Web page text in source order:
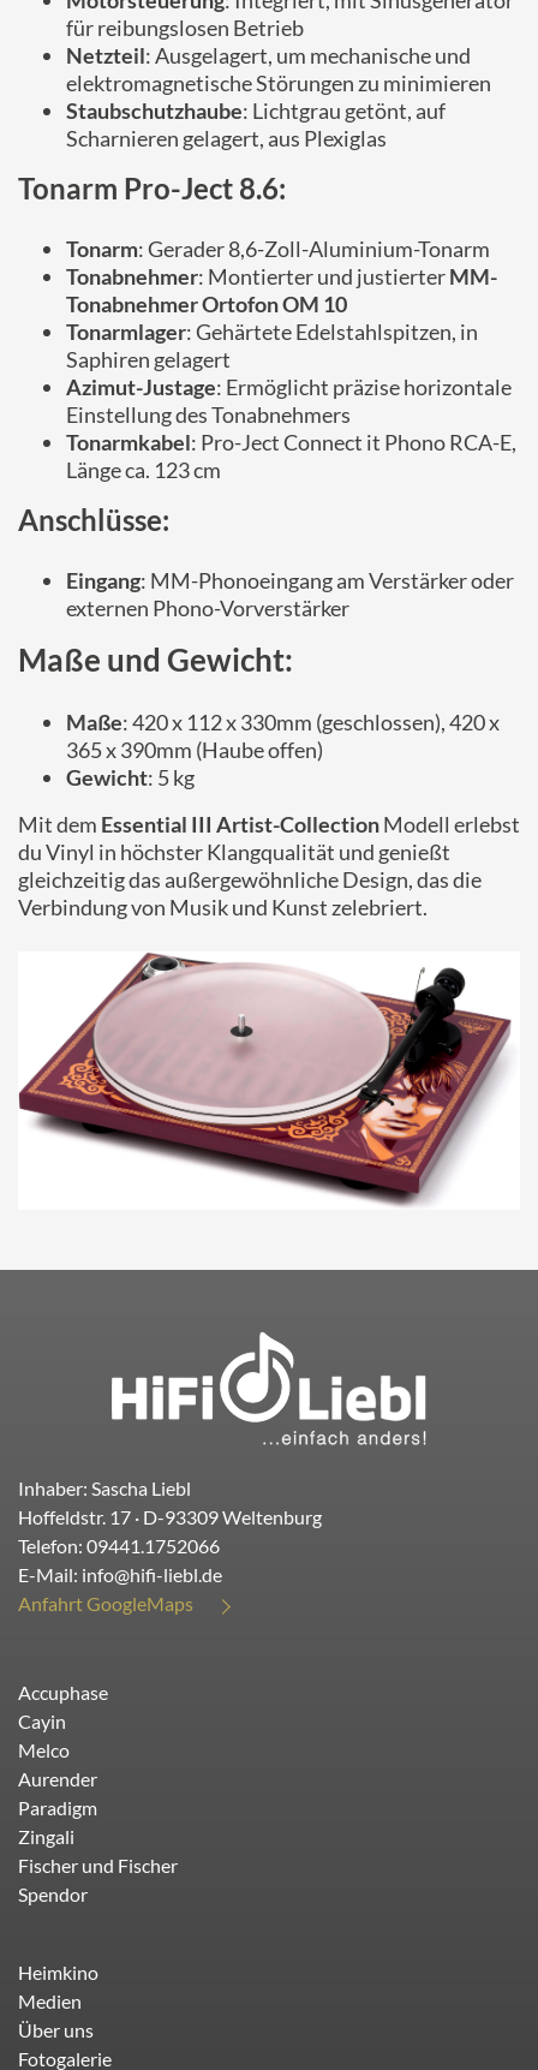
für reibungslosen Betrieb
Netzteil: Ausgelagert, um mechanische und
elektromagnetische Störungen zu minimieren
Staubschutzhaube: Lichtgrau getönt, auf
Scharnieren gelagert, aus Plexiglas
Tonarm Pro-Ject 8.6:
Tonarm: Gerader 8,6-Zoll-Aluminium-Tonarm
Tonabnehmer: Montierter und justierterMM-
Tonabnehmer Ortofon OM 10
Tonarmlager: Gehärtete Edelstahlspitzen, in
Saphiren gelagert
Azimut-Justage: Ermöglicht präzise horizontale
Einstellung des Tonabnehmers
Tonarmkabel: Pro-Ject Connect it Phono RCA-E,
Länge ca. 123 cm
Anschlüsse:
Eingang: MM-Phonoeingang am Verstärker oder
externen Phono-Vorverstärker
Maße und Gewicht:
Maße: 420 x 112 x 330mm (geschlossen), 420 x
365 x 390mm (Haube offen)
Gewicht: 5 kg
Mit dem Essential III Artist-CollectionModell erlebst
du Vinyl in höchster Klangqualität und genießt
gleichzeitig das außergewöhnliche Design, das die
Verbindung von Musik und Kunst zelebriert.
Inhaber: Sascha Liebl
Hoffeldstr. 17 · D-93309Weltenburg
Telefon: 09441.1752066
E-Mail: info@hifi-liebl.de
Anfahrt GoogleMaps
Accuphase
Cayin
Melco
Aurender
Paradigm
Zingali
Fischer und Fischer
Spendor
Heimkino
Medien
Über uns
Fotogalerie